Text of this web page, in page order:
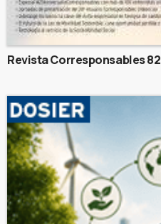
Revista Corresponsables 82